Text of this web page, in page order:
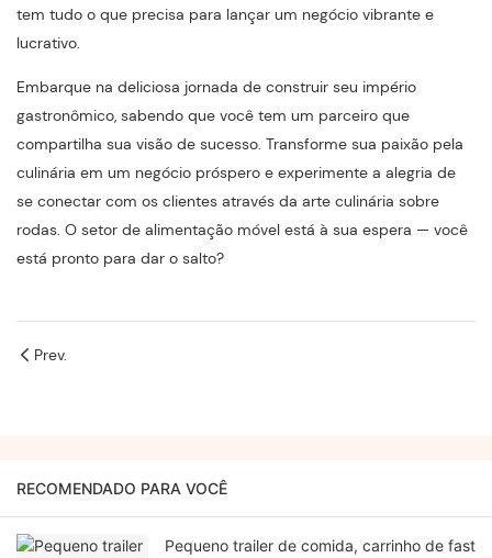
tem tudo o que precisa para lançar um negócio vibrante e
lucrativo.
Embarque na deliciosa jornada de construir seu império
gastronômico, sabendo que você tem um parceiro que
compartilha sua visão de sucesso. Transforme sua paixão pela
culinária em um negócio próspero e experimente a alegria de
se conectar com os clientes através da arte culinária sobre
rodas. O setor de alimentação móvel está à sua espera — você
está pronto para dar o salto?
Prev.
RECOMENDADO PARA VOCÊ
Pequeno trailer de comida, carrinho de fast